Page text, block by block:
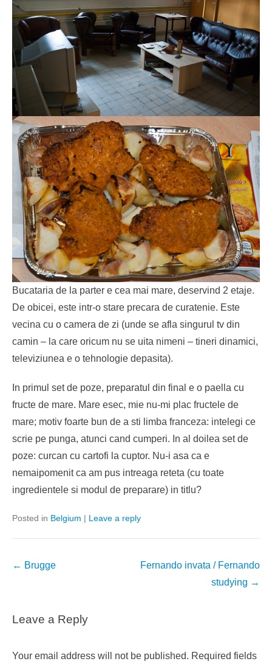
Bucataria de la parter e cea mai mare, deservind 2 etaje.
De obicei, este intr-o stare precara de curatenie. Este
vecina cu o camera de zi (unde se afla singurul tv din
camin – la care oricum nu se uita nimeni – tineri dinamici,
televiziunea e o tehnologie depasita).
In primul set de poze, preparatul din final e o paella cu
fructe de mare. Mare esec, mie nu-mi plac fructele de
mare; motiv foarte bun de a sti limba franceza: intelegi ce
scrie pe punga, atunci cand cumperi. In al doilea set de
poze: curcan cu cartofi la cuptor. Nu-i asa ca e
nemaipomenit ca am pus intreaga reteta (cu toate
ingredientele si modul de preparare) in titlu?
Posted in Belgium | Leave a reply
Post
← Brugge
Fernando invata / Fernando
studying →
Leave a Reply
Your email address will not be published. Required fields